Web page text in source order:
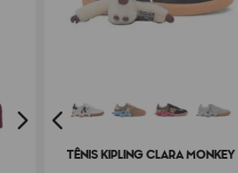
TÊNIS KIPLING CLARA MONKEY